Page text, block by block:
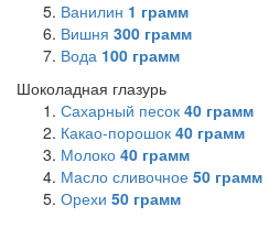
Ванилин 1 грамм
Вишня 300 грамм
Вода 100 грамм
Шоколадная глазурь
Сахарный песок 40 грамм
Какао-порошок 40 грамм
Молоко 40 грамм
Масло сливочное 50 грамм
Орехи 50 грамм